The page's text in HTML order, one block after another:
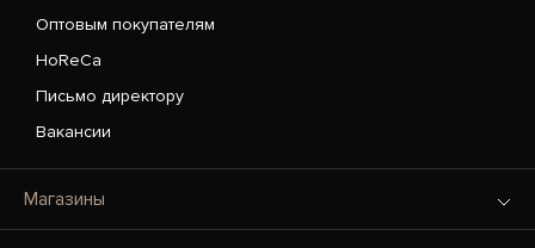
Оптовым покупателям
HoReCa
Письмо директору
Вакансии
Магазины